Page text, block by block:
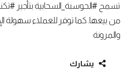
تسمح #الحوسبة_السحابية بتأجير
من بيعها. كما توفر للعملاء سهولة
والمرونة
يشارك